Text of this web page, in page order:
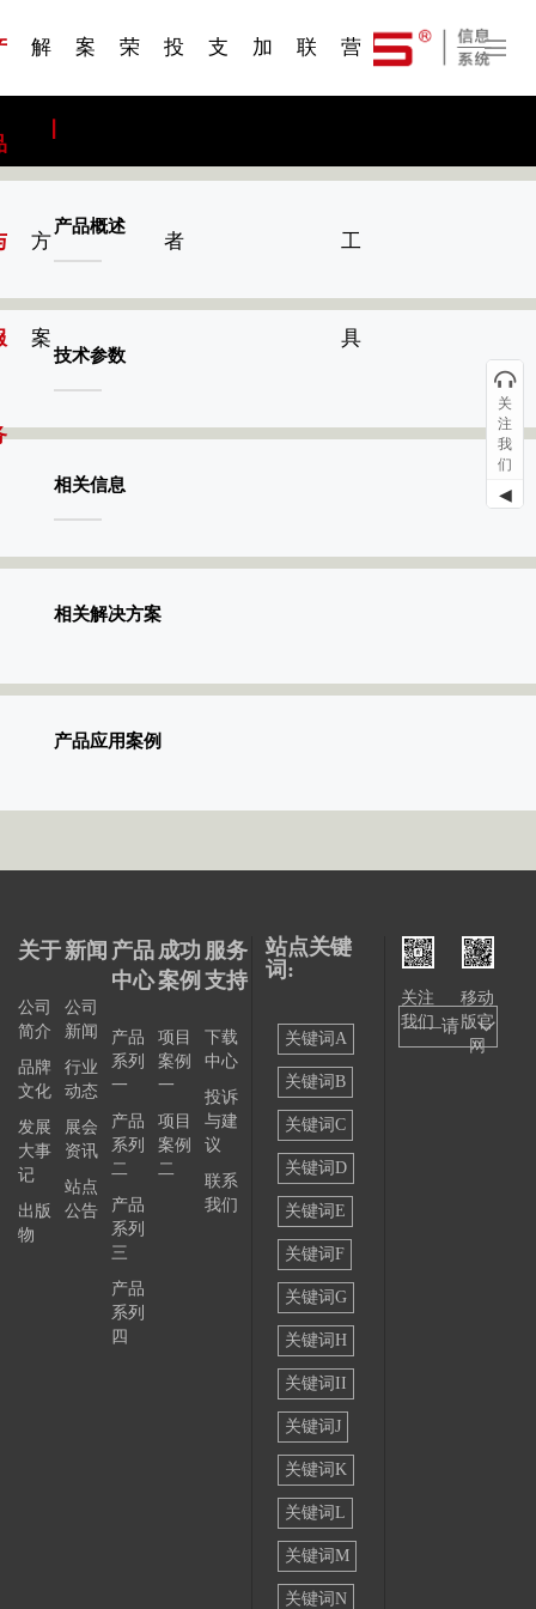
解
方
案
案
荣
投
者
支
加
联
营
工
具
产品概述
技术参数
相关信息
相关解决方案
产品应用案例
关于
公司
简介
品牌
文化
发展
大事
记
出版
物
新闻
公司
新闻
行业
动态
展会
资讯
站点
公告
产品
中心
产品
系列
一
产品
系列
二
产品
系列
三
产品
系列
四
成功
案例
项目
案例
一
项目
案例
二
服务
支持
下载
中心
投诉
与建
议
联系
我们
站点关键
词:
关键词A
关键词B
关键词C
关键词D
关键词E
关键词F
关键词G
关键词H
关键词II
关键词J
关键词K
关键词L
关键词M
关键词N
关注
我们
移动
版官
网
——请
关
注
我
们
◀